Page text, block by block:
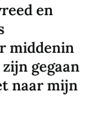
en
middenin
gegaan
naar mijn